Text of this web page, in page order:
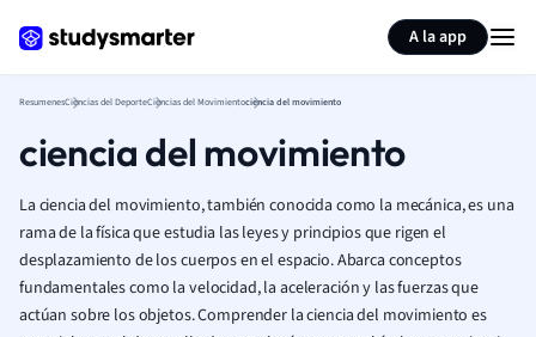
A la app
ResumenesCiencias del DeporteCiencias del Movimientociencia del movimiento
ciencia del movimiento
La ciencia del movimiento, también conocida como la mecánica, es una
rama de la física que estudia las leyes y principios que rigen el
desplazamiento de los cuerpos en el espacio. Abarca conceptos
fundamentales como la velocidad, la aceleración y las fuerzas que
actúan sobre los objetos. Comprender la ciencia del movimiento es
Resumir página